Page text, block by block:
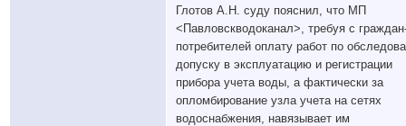
Глотов А.Н. суду пояснил, что МП
<Павловскводоканал>, требуя с
потребителей оплату работ по
допуску в эксплуатацию и регистрации
прибора учета воды, а фактически за
опломбирование узла учета на сетях
водоснабжения, навязывает им